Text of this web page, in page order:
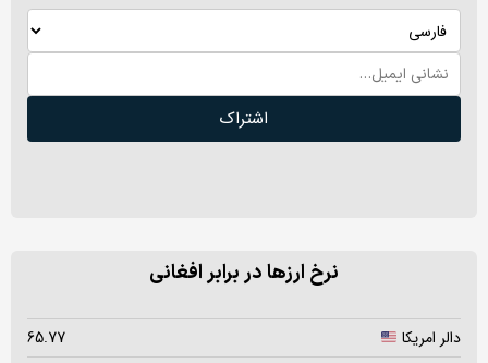
اشتراک
نرخ ارزها در برابر افغانی
دالر امریکا
65.77